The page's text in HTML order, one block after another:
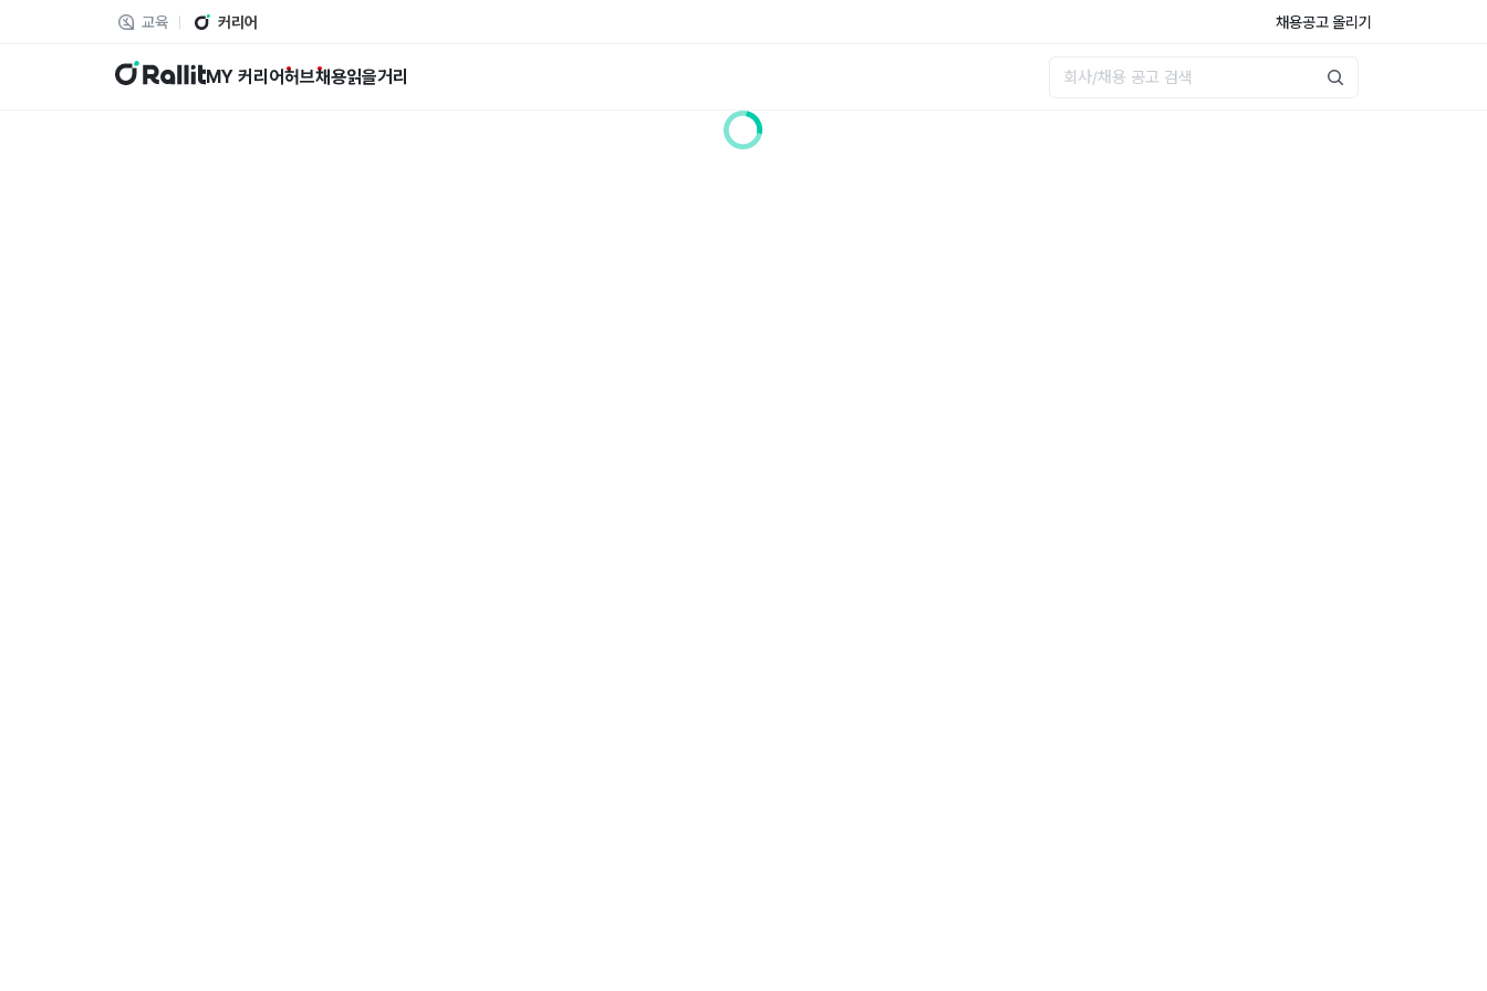
교육 커리어 채용공고 올리기
랠릿 MY 커리어허브채용읽을거리